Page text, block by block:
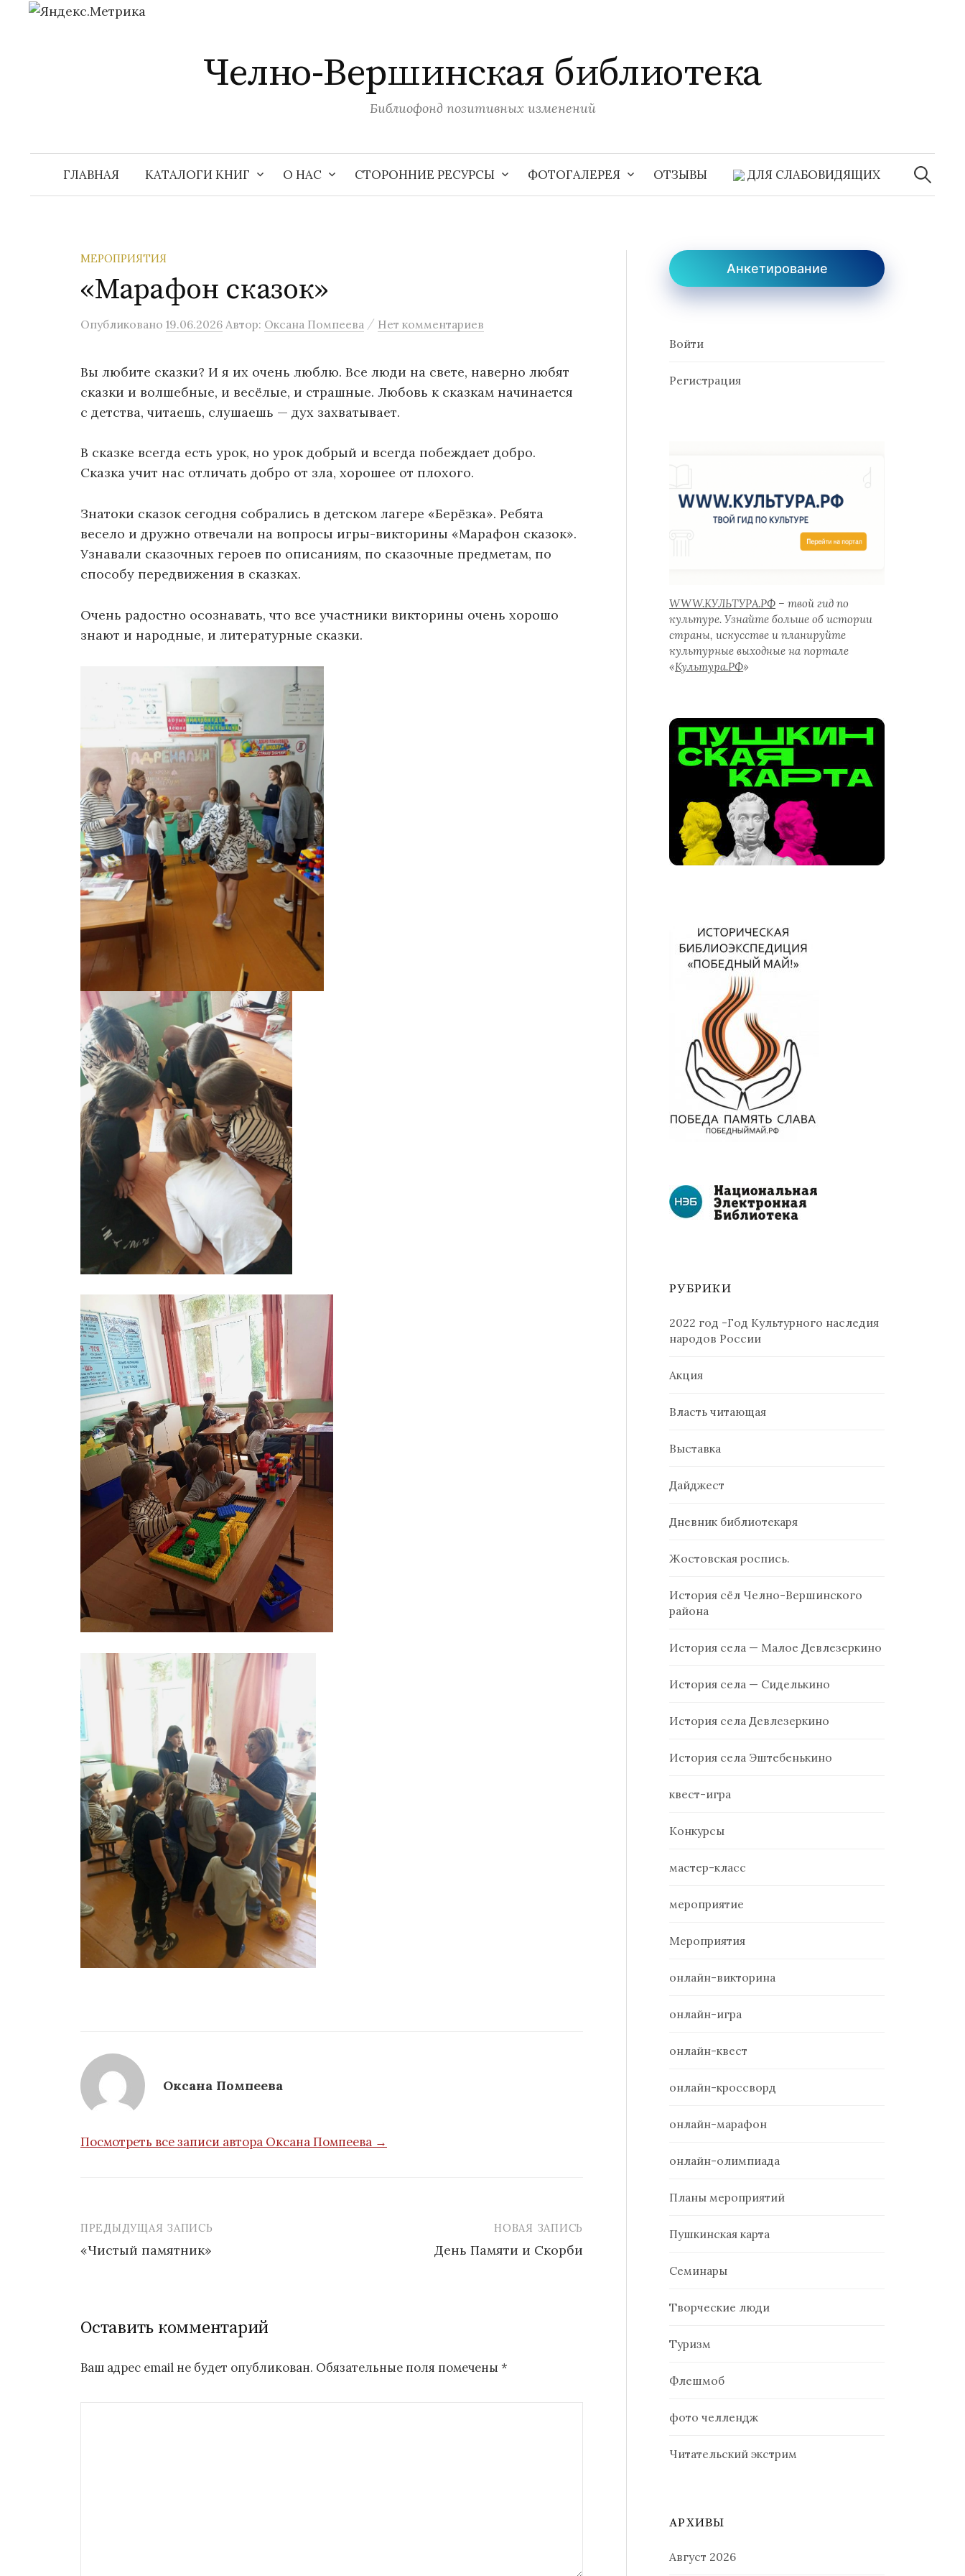
Челно-Вершинская библиотека
Библиофонд позитивных изменений
ГЛАВНАЯ КАТАЛОГИ КНИГ О НАС СТОРОННИЕ РЕСУРСЫ ФОТОГАЛЕРЕЯ ОТЗЫВЫ ДЛЯ СЛАБОВИДЯЩИХ
Найти:
МЕРОПРИЯТИЯ
«Марафон сказок»
Опубликовано 19.06.2026 Автор: Оксана Помпеева / Нет комментариев
Вы любите сказки? И я их очень люблю. Все люди на свете, наверно любят
сказки и волшебные, и весёлые, и страшные. Любовь к сказкам начинается
с детства, читаешь, слушаешь — дух захватывает.
В сказке всегда есть урок, но урок добрый и всегда побеждает добро.
Сказка учит нас отличать добро от зла, хорошее от плохого.
Знатоки сказок сегодня собрались в детском лагере «Берёзка». Ребята
весело и дружно отвечали на вопросы игры-викторины «Марафон сказок».
Узнавали сказочных героев по описаниям, по сказочные предметам, по
способу передвижения в сказках.
Очень радостно осознавать, что все участники викторины очень хорошо
знают и народные, и литературные сказки.
Оксана Помпеева
Посмотреть все записи автора Оксана Помпеева →
Навигация
по
ПРЕДЫДУЩАЯ ЗАПИСЬ
«Чистый памятник»
НОВАЯ ЗАПИСЬ
День Памяти и Скорби
Оставить комментарий
Ваш адрес email не будет опубликован. Обязательные поля помечены *
Анкетирование
Войти
Регистрация
WWW.КУЛЬТУРА.РФ – твой гид по
культуре. Узнайте больше об истории
страны, искусстве и планируйте
культурные выходные на портале
«Культура.РФ»
РУБРИКИ
2022 год -Год Культурного наследия
народов России
Акция
Власть читающая
Выставка
Дайджест
Дневник библиотекаря
Жостовская роспись.
История сёл Челно-Вершинского
района
История села — Малое Девлезеркино
История села — Сиделькино
История села Девлезеркино
История села Эштебенькино
квест-игра
Конкурсы
мастер-класс
мероприятие
Мероприятия
онлайн-викторина
онлайн-игра
онлайн-квест
онлайн-кроссворд
онлайн-марафон
онлайн-олимпиада
Планы мероприятий
Пушкинская карта
Семинары
Творческие люди
Туризм
Флешмоб
фото челлендж
Читательский экстрим
АРХИВЫ
Август 2026